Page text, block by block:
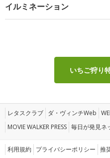
イルミネーション
いちご狩り
レタスクラブ ダ・ヴィンチWeb
MOVIE WALKER PRESS 毎日が発見ネ
利用規約 プライバシーポリシー 推